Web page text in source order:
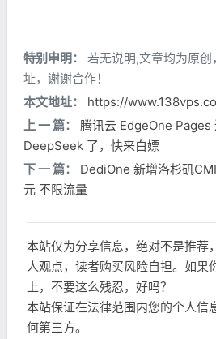
特别申明：
若无说明,文章均为原
址，谢谢合作！
本文地址：
https://
上 一 篇：
腾讯云 EdgeOne Pages
DeepSeek 了，快来白嫖
下 一 篇：
DediOne 新增洛杉矶
元 不限流量
本站仅为分享信息，绝对不是推荐
人观点，读者购买风险自担。如果
上，不要这么残忍，好吗？
本站保证在法律范围内您的个人信
何第三方。